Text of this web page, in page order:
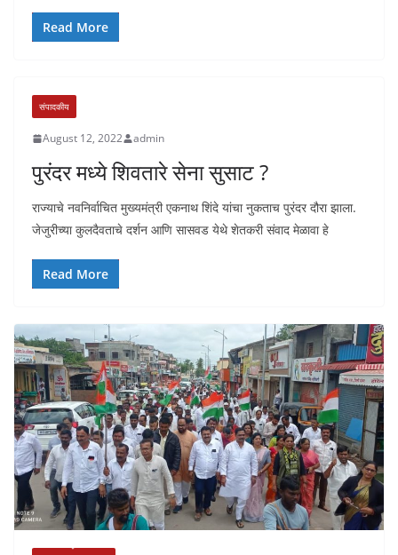
Read More
संपादकीय
August 12, 2022 admin
पुरंदर मध्ये शिवतारे सेना सुसाट ?
राज्याचे नवनिर्वाचित मुख्यमंत्री एकनाथ शिंदे यांचा नुकताच पुरंदर दौरा झाला.
जेजुरीच्या कुलदैवताचे दर्शन आणि सासवड येथे शेतकरी संवाद मेळावा हे
Read More